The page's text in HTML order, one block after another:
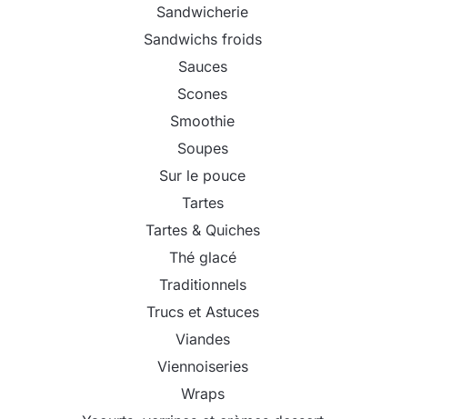
Sandwicherie
Sandwichs froids
Sauces
Scones
Smoothie
Soupes
Sur le pouce
Tartes
Tartes & Quiches
Thé glacé
Traditionnels
Trucs et Astuces
Viandes
Viennoiseries
Wraps